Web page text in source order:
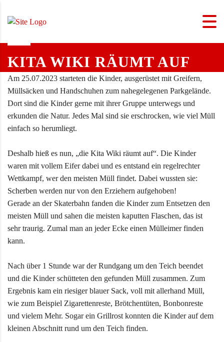
KITA WIKI RÄUMT AUF
Am 25.07.2023 starteten die Kinder, ausgerüstet mit Greifern,
Müllsäcken und Handschuhen zum nahegelegenen Parkgelände.
Dort sind die Kinder gerne mit ihrer Gruppe unterwegs und
erkunden die Natur. Jedes Mal sind sie erschrocken, wie viel Müll
einfach so herumliegt.
Deshalb hieß es nun, „die Kita Wiki räumt auf“. Die Kinder
waren mit vollem Eifer dabei und es entstand ein regelrechter
Wettkampf, wer den meisten Müll findet. Dabei wussten sie:
Scherben werden nur von den Erziehern aufgehoben!
Gerade an der Skaterbahn fanden die Kinder zum Entsetzen den
meisten Müll und sahen die meisten kaputten Flaschen, das ist
sehr traurig. Zumal man an jeder Ecke einen Mülleimer finden
kann.
Nach über 1 Stunde war der Rundgang um den Teich beendet
und die Kinder schütteten den gefunden Müll zusammen. Zum
Ergebnis kam ein riesiger blauer Sack, voll mit allerhand Müll,
wie zum Beispiel Zigarettenreste, Brötchentüten, Bonbonreste
und vielem Mehr. Sogar ein Grillrost konnten die Kinder auf dem
kleinen Abschnitt rund um den Teich finden.